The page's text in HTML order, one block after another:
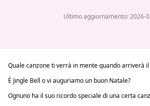
Ultimo aggiornamento: 2026-
Quale canzone ti verrà in mente quando arriverà il
È Jingle Bell o vi auguriamo un buon Natale?
Ognuno ha il suo ricordo speciale di una certa